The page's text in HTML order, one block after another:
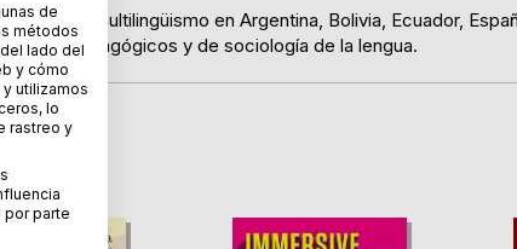
de multilingüismo en Argentina, Bolivia, Ecuador,
como pedagógicos y de sociología de la lengua.
de
métodos
lado del
y cómo
utilizamos
lo
rastreo y
parte